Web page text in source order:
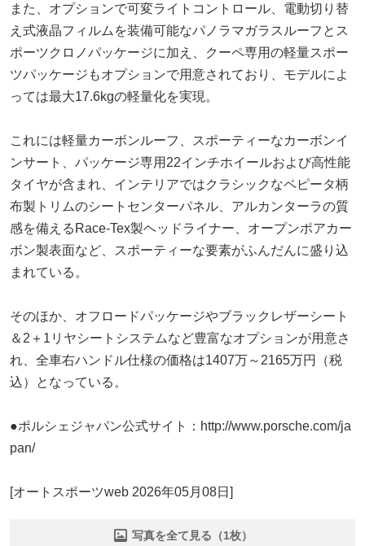
また、オプションで可変ライトコントロール、電動切り替
え式液晶フィルムを装備可能なパノラマガラスルーフとス
ポーツクロノパッケージに加え、クーペ専用の軽量スポー
ツパッケージもオプションで用意されており、モデルによ
っては最大17.6kgの軽量化を実現。
これには軽量カーボンルーフ、スポーティーなカーボンイ
ンサート、パッケージ専用22インチホイールおよび高性能
タイヤが含まれ、インテリアではクラシックなペピータ柄
布製トリムのシートセンターパネル、アルカンターラの質
感を備えるRace-Tex製ヘッドライナー、オープンポアカー
ボン製表面など、スポーティーな要素がふんだんに盛り込
まれている。
そのほか、オフロードパッケージやブラックレザーシート
＆2＋1リヤシートシステムなど豊富なオプションが用意さ
れ、全車右ハンドル仕様の価格は1407万～2165万円（税
込）となっている。
●ポルシェジャパン公式サイト：http://www.porsche.com/ja
pan/
[オートスポーツweb 2026年05月08日]
写真を全て見る（1枚）